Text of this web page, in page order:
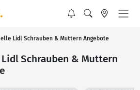
Lidl Schrauben & Muttern Angebote
Schrauben & Muttern